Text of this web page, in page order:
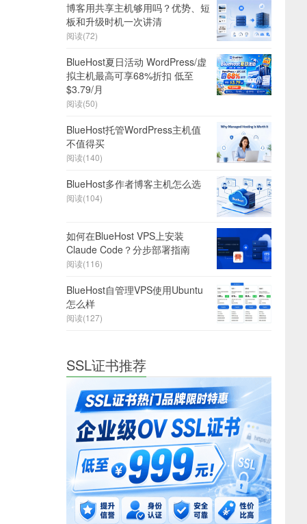
博客用共享主机够用吗？优势、短
板和升级时机一次讲清
阅读(72)
BlueHost夏日活动 WordPress/虚
拟主机最高可享68%折扣 低至
$3.79/月
阅读(50)
BlueHost托管WordPress主机值
不值得买
阅读(140)
BlueHost多作者博客主机怎么选
阅读(104)
如何在BlueHost VPS上安装
Claude Code？分步部署指南
阅读(116)
BlueHost自管理VPS使用Ubuntu
怎么样
阅读(127)
SSL证书推荐